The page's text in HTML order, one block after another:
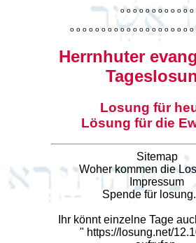
o o o o o o o o o o o o
o o o o o o o o o o o o o o o o o o o o
Herrnhuter
Losung für
Lösung für die
Sitemap
Woher kommen die
Impressum
Spende für
Ihr könnt einzelne Tage
" https://losung.net/